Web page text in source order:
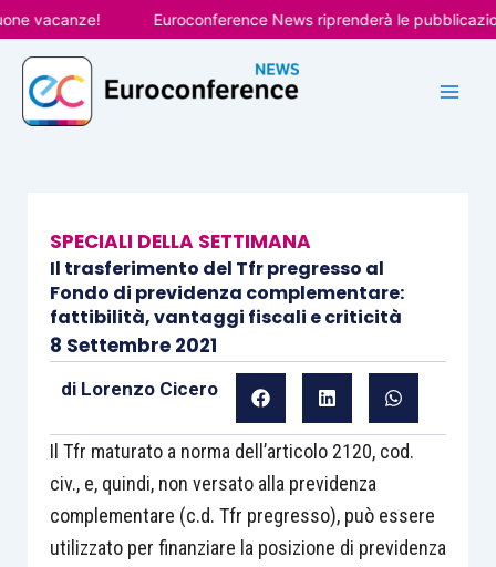
Vai
al
contenuto
Euroconference News riprenderà le pubblicazioni il 31
SPECIALI DELLA SETTIMANA
Il trasferimento del Tfr pregresso al
Fondo di previdenza complementare:
fattibilità, vantaggi fiscali e criticità
8 Settembre 2021
di Lorenzo Cicero
Il Tfr maturato a norma dell’articolo 2120, cod.
civ., e, quindi, non versato alla previdenza
complementare (c.d. Tfr pregresso), può essere
utilizzato per finanziare la posizione di previdenza